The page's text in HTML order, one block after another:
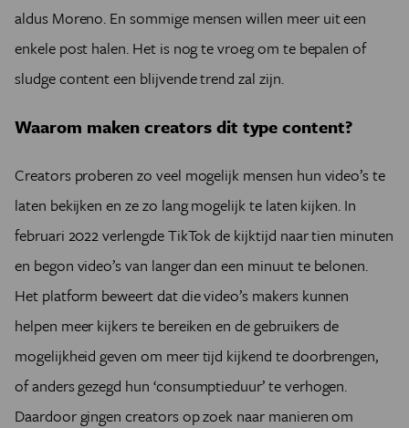
aldus Moreno. En sommige mensen willen meer uit een
enkele post halen. Het is nog te vroeg om te bepalen of
sludge content een blijvende trend zal zijn.
Waarom maken creators dit type content?
Creators proberen zo veel mogelijk mensen hun video’s te
laten bekijken en ze zo lang mogelijk te laten kijken. In
februari 2022 verlengde TikTok de kijktijd naar tien minuten
en begon video’s van langer dan een minuut te belonen.
Het platform beweert dat die video’s makers kunnen
helpen meer kijkers te bereiken en de gebruikers de
mogelijkheid geven om meer tijd kijkend te doorbrengen,
of anders gezegd hun ‘consumptieduur’ te verhogen.
Daardoor gingen creators op zoek naar manieren om